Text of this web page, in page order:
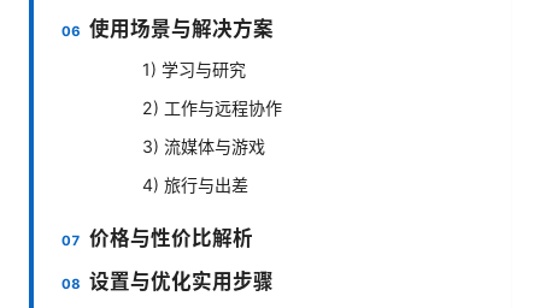
使用场景与解决方案
1) 学习与研究
2) 工作与远程协作
3) 流媒体与游戏
4) 旅行与出差
价格与性价比解析
设置与优化实用步骤